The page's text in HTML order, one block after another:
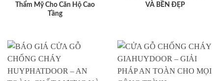
Thẩm Mỹ Cho Căn Hộ Cao
Tầng
VÀ BỀN ĐẸP